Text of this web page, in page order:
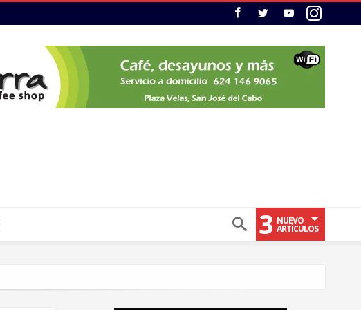
3 NUEVO
ARTÍCULOS